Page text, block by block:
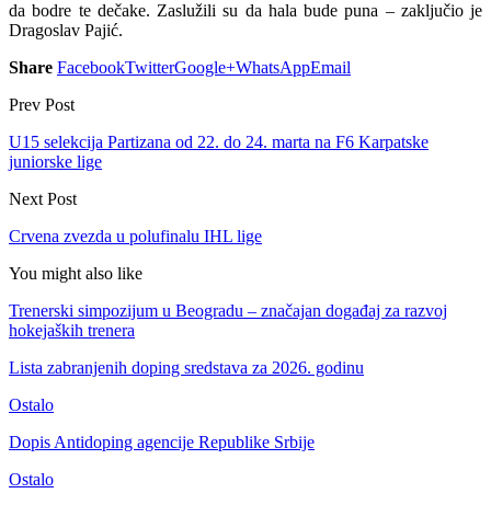
da bodre te dečake. Zaslužili su da hala bude puna – zaključio je
Dragoslav Pajić.
Share FacebookTwitterGoogle+WhatsAppEmail
Prev Post
U15 selekcija Partizana od 22. do 24. marta na F6 Karpatske
juniorske lige
Next Post
Crvena zvezda u polufinalu IHL lige
You might also like
Trenerski simpozijum u Beogradu – značajan događaj za razvoj
hokejaških trenera
Lista zabranjenih doping sredstava za 2026. godinu
Ostalo
Dopis Antidoping agencije Republike Srbije
Ostalo